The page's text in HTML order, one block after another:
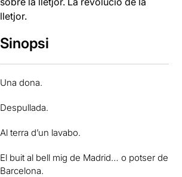
lletjor.
Sinopsi
Una dona.
Despullada.
Al terra d’un lavabo.
El buit al bell mig de Madrid… o potser de
Barcelona.